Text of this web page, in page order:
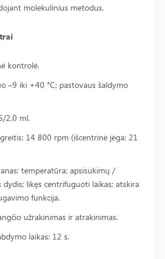
molekulinius metodus.
kontrolė.
–9 iki +40 °C; pastovaus šaldymo
2,0 ml.
14 800 rpm (išcentrinė jėga: 21
temperatūra; apsisukimų /
dydis; likęs centrifuguoti laikas; atskira
funkcija.
užrakinimas ir atrakinimas.
laikas: 12 s.